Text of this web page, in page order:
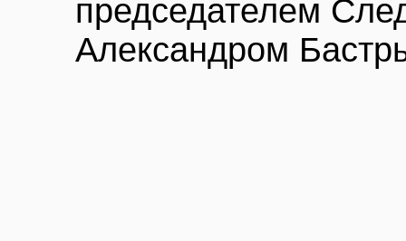
председателем
Александром